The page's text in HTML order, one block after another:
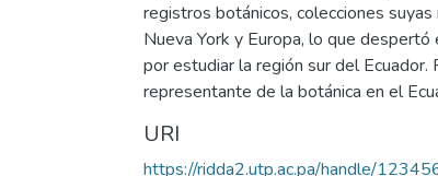
registros botánicos, colecciones
Nueva York y Europa, lo que
por estudiar la región sur del
representante de la botánica en el
URI
https://ridda2.utp.ac.pa/handle/